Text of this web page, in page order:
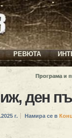
РЕВЮТА
Програма и
ден
г. Намира се в